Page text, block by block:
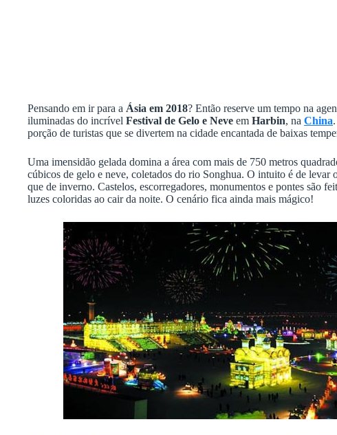
Pensando em ir para a Ásia em 2018? Então reserve um tempo na
iluminadas do incrível Festival de Gelo e Neve em Harbin, na China
porção de turistas que se divertem na cidade encantada de baixas
Uma imensidão gelada domina a área com mais de 750 metros
cúbicos de gelo e neve, coletados do rio Songhua. O intuito é de levar
que de inverno. Castelos, escorregadores, monumentos e pontes são
luzes coloridas ao cair da noite. O cenário fica ainda mais mágico!